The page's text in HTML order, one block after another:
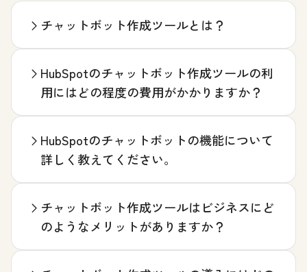
チャットボット作成ツールとは？
HubSpotのチャットボット作成ツールの利
用にはどの程度の費用がかかりますか？
HubSpotのチャットボットの機能について
詳しく教えてください。
チャットボット作成ツールはビジネスにど
のようなメリットがありますか？